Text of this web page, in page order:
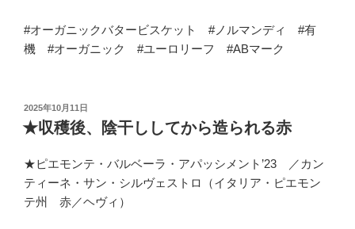
#オーガニックバタービスケット #ノルマンディ #有
機 #オーガニック #ユーロリーフ #ABマーク
投
稿
日:
2025年10月11日
★収穫後、陰干ししてから造られる赤
★ピエモンテ・バルベーラ・アパッシメント’23 ／カン
ティーネ・サン・シルヴェストロ（イタリア・ピエモン
テ州 赤／ヘヴィ）